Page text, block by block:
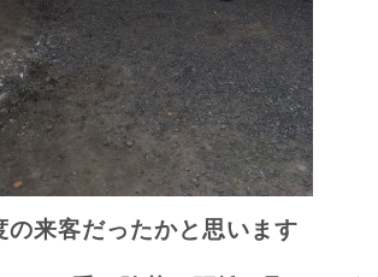
の来客だったかと思います